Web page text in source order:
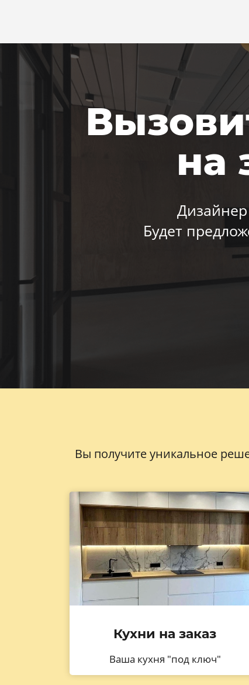
Честные цены
Гарантия
на
Будет
Вы получите уникальное
Кухни на заказ
Ваша кухня "под ключ"